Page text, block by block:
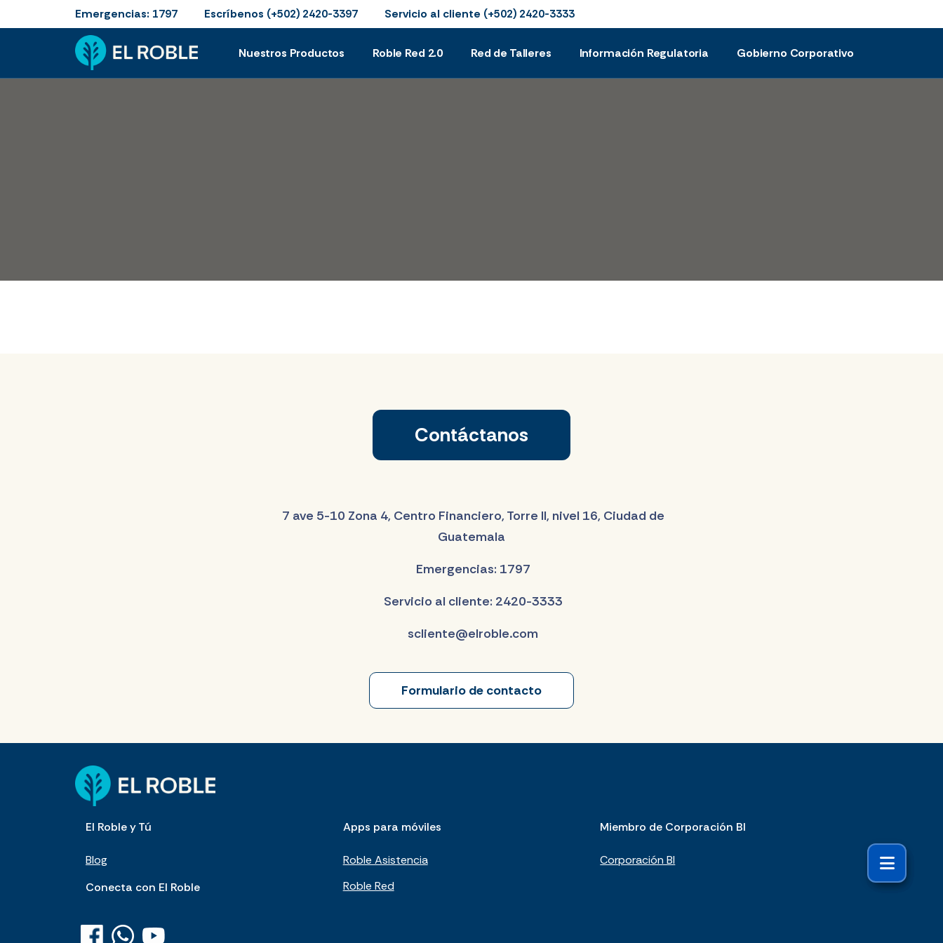
Emergencias: 1797 Escríbenos (+502) 2420-3397 Servicio al cliente (+502) 2420-3333
Nuestros Productos Roble Red 2.0 Red de Talleres Información Regulatoria Gobierno Corporativo
Contáctanos
7 ave 5-10 Zona 4, Centro Financiero, Torre II, nivel 16, Ciudad de
Guatemala
Emergencias: 1797
Servicio al cliente: 2420-3333
scliente@elroble.com
Formulario de contacto
El Roble y Tú
Blog
Conecta con El Roble
Apps para móviles
Roble Asistencia
Roble Red
Miembro de Corporación BI
Corporación BI